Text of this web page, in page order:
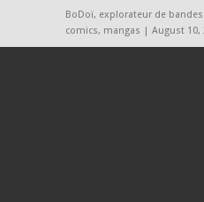
BoDoï, explorateur de bandes
comics, mangas | August 10,